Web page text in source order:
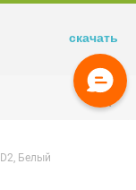
Белый
скачать